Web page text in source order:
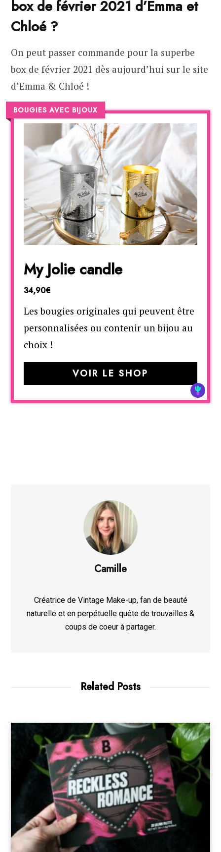
box de février 2021 d’Emma et
Chloé ?
On peut passer commande pour la superbe
box de février 2021 dès aujourd’hui sur le site
d’Emma & Chloé !
BOUGIES AVEC BIJOUX
My Jolie candle
34,90€
Les bougies originales qui peuvent être
personnalisées ou contenir un bijou au
choix !
VOIR LE SHOP
Camille
Créatrice de Vintage Make-up, fan de beauté
naturelle et en perpétuelle quête de trouvailles &
coups de coeur à partager.
Related Posts